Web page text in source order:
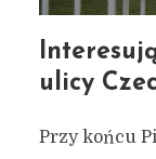
ulicy
Przy końcu